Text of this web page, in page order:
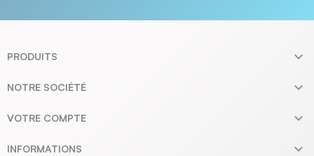
PRODUITS 
NOTRE SOCIÉTÉ 
VOTRE COMPTE 
INFORMATIONS 